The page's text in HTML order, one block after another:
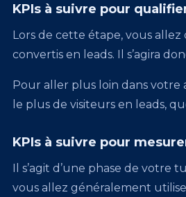
KPIs à suivre pour
Lors de cette étape, vous
convertis en leads. Il s’agira
Pour aller plus loin dans votre
le plus de visiteurs en leads,
KPIs à suivre pour
Il s’agit d’une phase de
vous allez généralement